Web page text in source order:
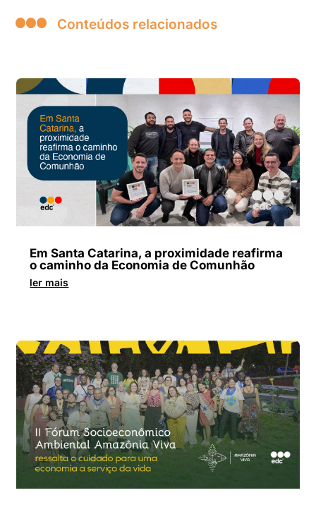
Conteúdos relacionados
Em Santa Catarina, a proximidade reafirma
o caminho da Economia de Comunhão
ler mais